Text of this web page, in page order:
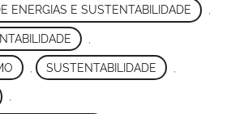
ENERGIAS E SUSTENTABILIDADE ,
SUSTENTABILIDADE
,